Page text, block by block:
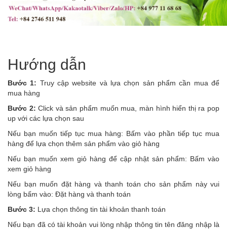
Hướng dẫn
Bước 1: Truy cập website và lựa chọn sản phẩm cần mua để
mua hàng
Bước 2: Click và sản phẩm muốn mua, màn hình hiển thị ra pop
up với các lựa chọn sau
Nếu bạn muốn tiếp tục mua hàng: Bấm vào phần tiếp tục mua
hàng để lựa chọn thêm sản phẩm vào giỏ hàng
Nếu bạn muốn xem giỏ hàng để cập nhật sản phẩm: Bấm vào
xem giỏ hàng
Nếu bạn muốn đặt hàng và thanh toán cho sản phẩm này vui
lòng bấm vào: Đặt hàng và thanh toán
Bước 3: Lựa chọn thông tin tài khoản thanh toán
Nếu bạn đã có tài khoản vui lòng nhập thông tin tên đăng nhập là